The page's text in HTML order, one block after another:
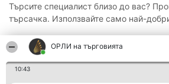
ОРЛИ на търговията
10:43
Търсите специалист близо до вас?
търсачка. Използвайте само най-